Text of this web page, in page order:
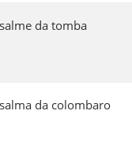
da tomba
da colombaro